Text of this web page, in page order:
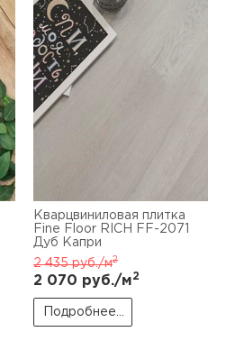
Кварцвиниловая плитка
Fine Floor RICH FF-2071
Дуб Капри
2 435руб./м2
2 070 руб./м2
Подробнее...